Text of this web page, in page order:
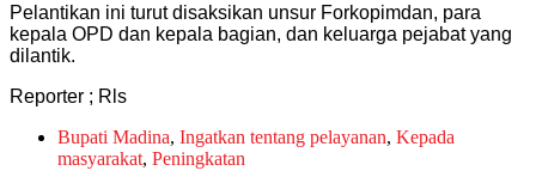
Pelantikan ini turut disaksikan unsur Forkopimdan, para
kepala OPD dan kepala bagian, dan keluarga pejabat yang
dilantik.
Reporter ; Rls
Bupati Madina, Ingatkan tentang pelayanan, Kepada
masyarakat, Peningkatan